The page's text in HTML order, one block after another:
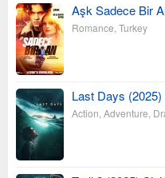
Aşk Sadece Bir
Romance Turkey
Last Days
Action Adventure